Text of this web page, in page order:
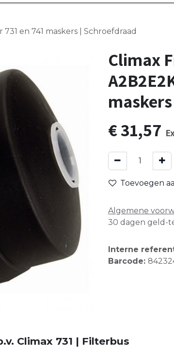
en 741 maskers | Schroefdraad
Climax
€31,57
Toevoegen
Algemene
30 dagen geld-
Interne
Barcode:
Climax 731 | Filterbus